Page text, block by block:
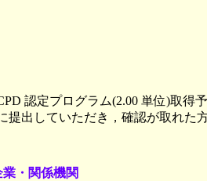
認定プログラム(2.00 単位)取得
出していただき，確認が取れた
・関係機関